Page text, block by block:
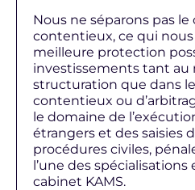
Nous ne séparons pas le
contentieux, ce qui nous
meilleure protection
investissements tant au
structuration que dans
contentieux ou
le domaine de
étrangers et des saisies
procédures civiles,
l’une des
cabinet KAMS.